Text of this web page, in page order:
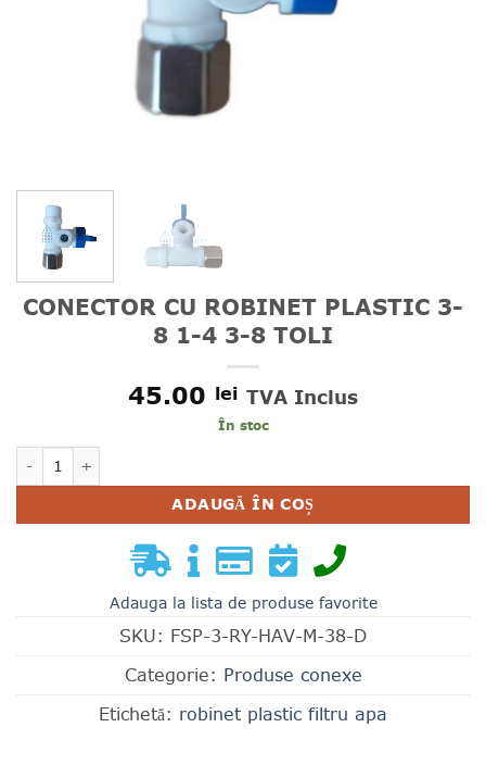
CONECTOR CU ROBINET PLASTIC 3-
8 1-4 3-8 TOLI
45.00 lei TVA Inclus
În stoc
Cantitate CONECTOR CU ROBINET PLASTIC 3-8 1-4 3-8 TOLI
ADAUGĂ ÎN COȘ
Adauga la lista de produse favorite
SKU: FSP-3-RY-HAV-M-38-D
Categorie: Produse conexe
Etichetă: robinet plastic filtru apa